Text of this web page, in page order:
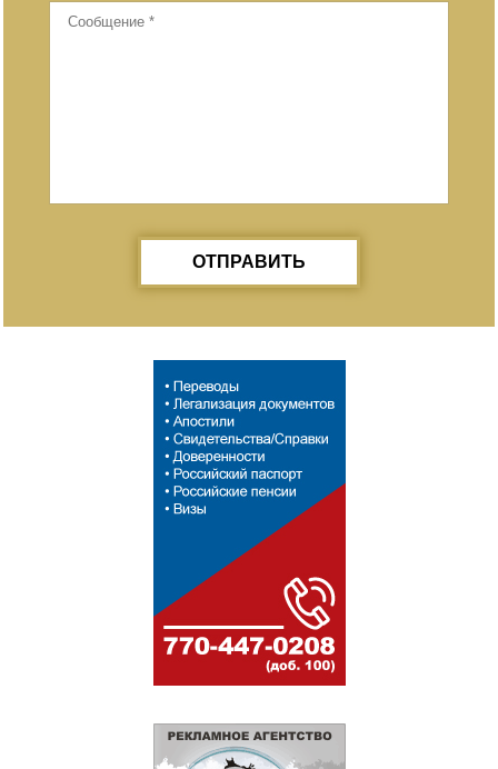
ОТПРАВИТЬ